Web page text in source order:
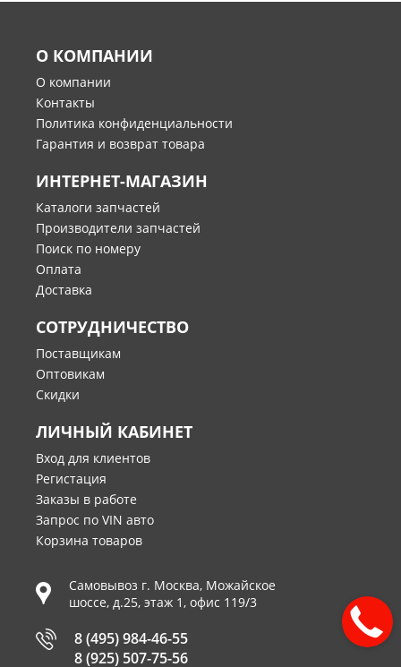
О КОМПАНИИ
О компании
Контакты
Политика конфиденциальности
Гарантия и возврат товара
ИНТЕРНЕТ-МАГАЗИН
Каталоги запчастей
Производители запчастей
Поиск по номеру
Оплата
Доставка
СОТРУДНИЧЕСТВО
Поставщикам
Оптовикам
Скидки
ЛИЧНЫЙ КАБИНЕТ
Вход для клиентов
Регистация
Заказы в работе
Запрос по VIN авто
Корзина товаров
Самовывоз г. Москва, Можайское
шоссе, д.25, этаж 1, офис 119/3
8 (495) 984-46-55
8 (925) 507-75-56